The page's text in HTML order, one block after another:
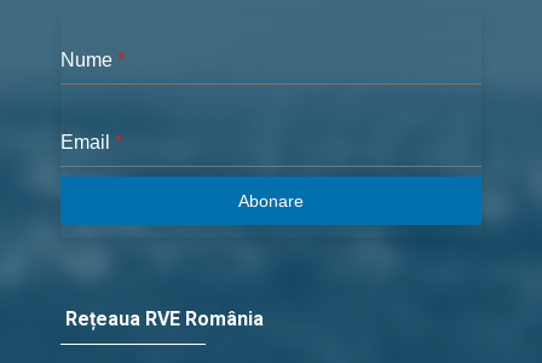
Nume *
Email *
Abonare
Rețeaua RVE România